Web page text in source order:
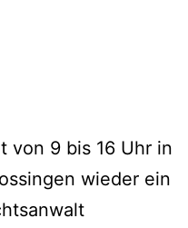
von 9 bis 16 Uhr in
wieder ein